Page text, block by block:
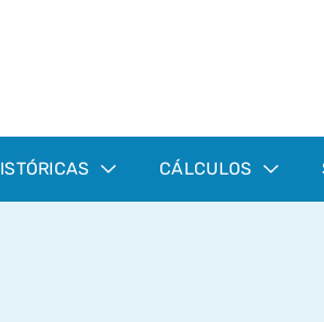
CÁLCULOS